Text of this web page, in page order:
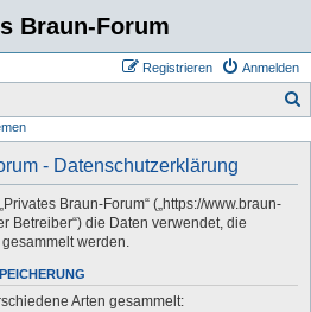
Braun-Forum
Anmelden
Registrieren
- Datenschutzerklärung
Braun-Forum“ („https://www.braun-
Betreiber“) die Daten verwendet, die
werden.
Arten gesammelt: